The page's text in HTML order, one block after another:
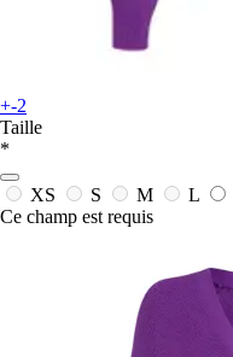
+-2
Taille
*
XS S M L
Ce champ est requis